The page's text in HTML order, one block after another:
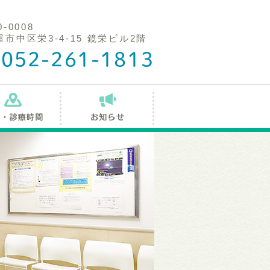
0008
市中区栄3-4-15 鏡栄ビル2階
052-261-1813